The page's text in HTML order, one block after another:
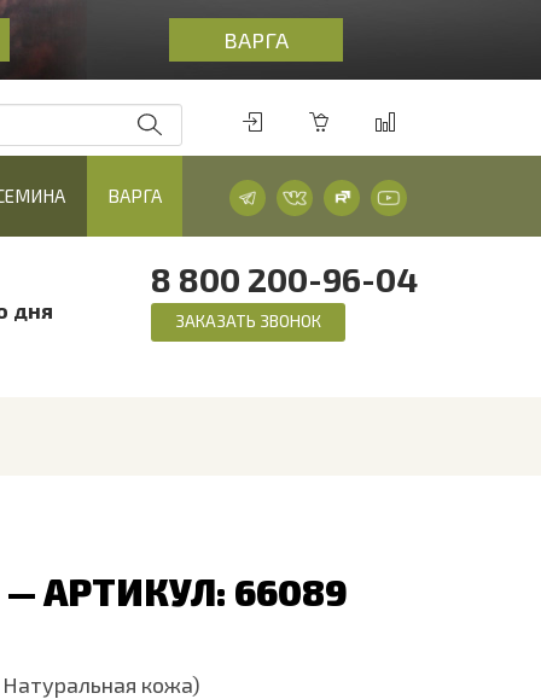
ВАРГА
ВАРГА
дня
8 800 200-96-04
ЗАКАЗАТЬ ЗВОНОК
АРТИКУЛ: 66089
кожа)